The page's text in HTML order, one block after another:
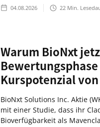
04.08.2026 22 Min.
Warum BioNxt
Kurspotenzial
BioNxt Solutions Inc. Aktie
mit einer Studie, dass ihr
Bioverfügbarkeit als